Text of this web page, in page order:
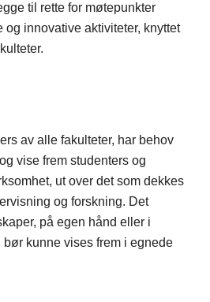
til rette for møtepunkter
og innovative aktiviteter, knyttet
av alle fakulteter, har behov
vise frem studenters og
ut over det som dekkes
og forskning. Det
på egen hånd eller i
bør kunne vises frem i egnede